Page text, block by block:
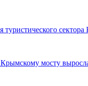
туристического
мосту